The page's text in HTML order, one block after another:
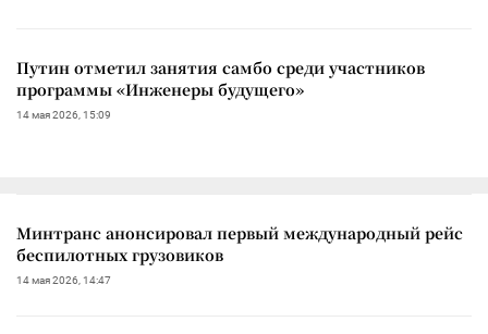
Путин отметил занятия самбо среди участников
программы «Инженеры будущего»
14 мая 2026, 15:09
Минтранс анонсировал первый международный рейс
беспилотных грузовиков
14 мая 2026, 14:47